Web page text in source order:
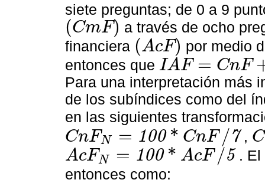
siete preguntas; de 0 a 9
(CmF)
(CmF)
a través de ocho
financiera (AcF)
(AcF)
por medio
entonces que IAF = CnF
IAF=CnF CmF AcF
Para una interpretación más
de los subíndices como del
en las siguientes
CnFN = 100 * CnF /7
CnFN=100 *CnF /7 , C
AcFN = 100 * AcF /5
AcFN=100*AcF/5
. El
entonces como: